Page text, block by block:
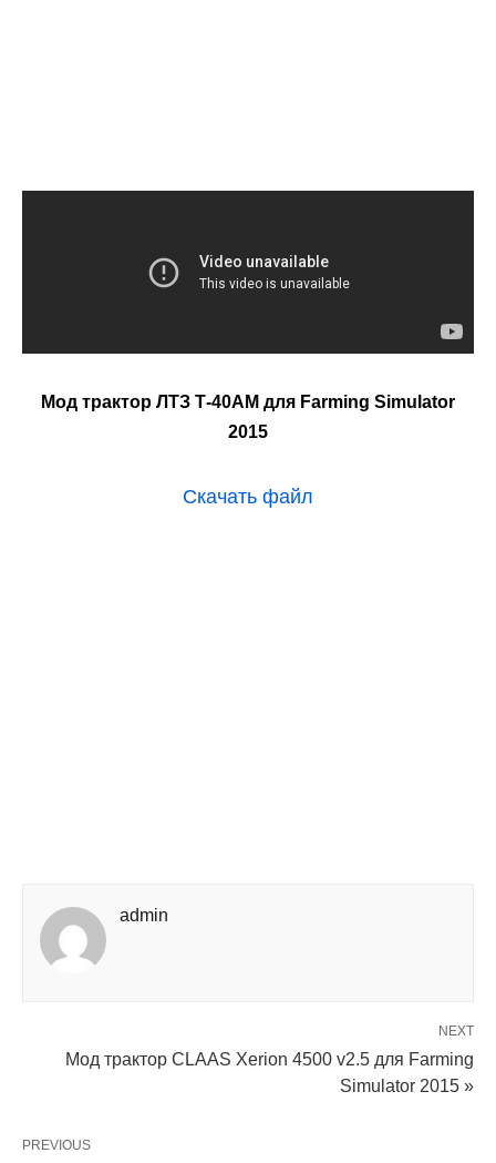
Мод трактор ЛТЗ Т-40АМ для Farming Simulator
2015
Скачать файл
admin
NEXT
Мод трактор CLAAS Xerion 4500 v2.5 для Farming
Simulator 2015 »
PREVIOUS